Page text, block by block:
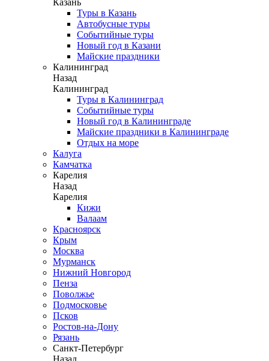
Казань
Туры в Казань
Автобусные туры
Событийные туры
Новый год в Казани
Майские праздники
Калининград
Назад
Калининград
Туры в Калининград
Событийные туры
Новый год в Калининграде
Майские праздники в Калининграде
Отдых на море
Калуга
Камчатка
Карелия
Назад
Карелия
Кижи
Валаам
Красноярск
Крым
Москва
Мурманск
Нижний Новгород
Пенза
Поволжье
Подмосковье
Псков
Ростов-на-Дону
Рязань
Санкт-Петербург
Назад